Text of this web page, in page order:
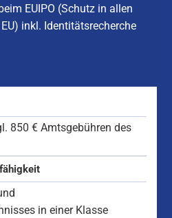
EUIPO (Schutz in allen
inkl. Identitätsrecherche
850 € Amtsgebühren des
in einer Klasse